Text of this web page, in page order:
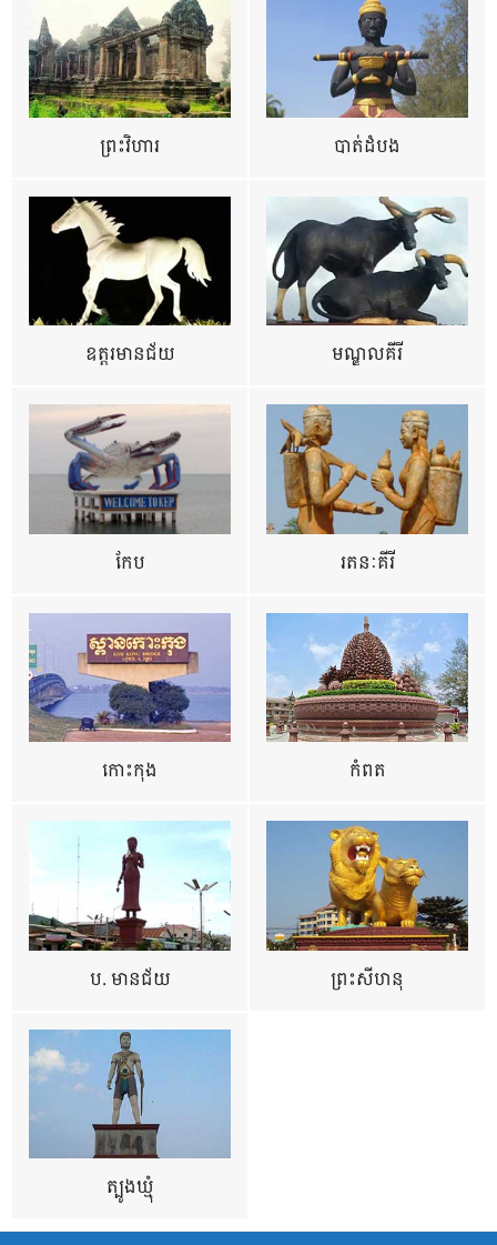
ព្រះវិហារ បាត់ដំបង
ឧត្ដរមានជ័យ មណ្ឌលគីរី
កែប រតនៈគីរី
កោះកុង កំពត
ប. មានជ័យ ព្រះសីហនុ
ត្បូងឃ្មុំ